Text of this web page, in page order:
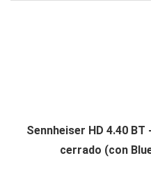
Sennheiser HD 4.40
cerrado (con